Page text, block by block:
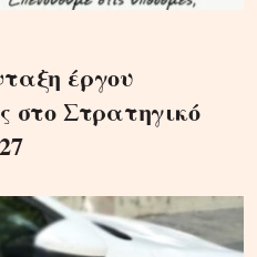
έργου
στο Στρατηγικό